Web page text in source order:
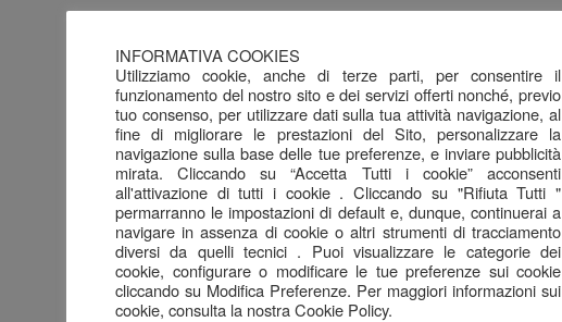
INFORMATIVA COOKIES
Utilizziamo cookie, anche di terze parti, per consentire il
funzionamento del nostro sito e dei servizi offerti nonché, previo
tuo consenso, per utilizzare dati sulla tua attività navigazione, al
fine di migliorare le prestazioni del Sito, personalizzare la
navigazione sulla base delle tue preferenze, e inviare pubblicità
mirata. Cliccando su “Accetta Tutti i cookie” acconsenti
all'attivazione di tutti i cookie . Cliccando su "Rifiuta Tutti "
permarranno le impostazioni di default e, dunque, continuerai a
navigare in assenza di cookie o altri strumenti di tracciamento
diversi da quelli tecnici . Puoi visualizzare le categorie dei
cookie, configurare o modificare le tue preferenze sui cookie
cliccando su Modifica Preferenze. Per maggiori informazioni sui
cookie, consulta la nostra Cookie Policy.